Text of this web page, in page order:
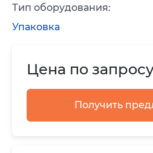
Цена по
Получить
Тип оборудования:
Упаковка